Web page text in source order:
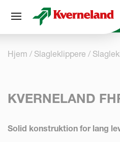
Hjem Slagleklippere
KVERNELAND
Solid konstruktion for lang
CCookie-styringspanel